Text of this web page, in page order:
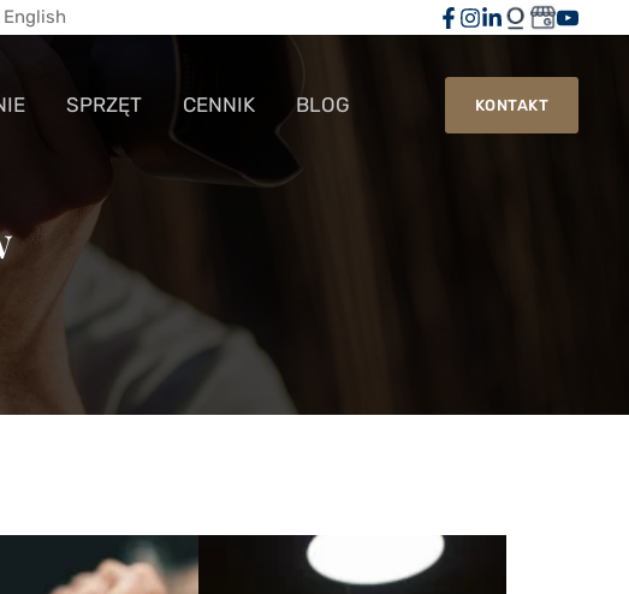
English
SPRZĘT CENNIK BLOG KONTAKT